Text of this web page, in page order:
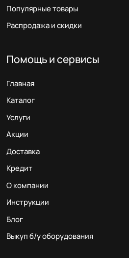
Популярные товары
Распродажа и скидки
Помощь и сервисы
Главная
Каталог
Услуги
Акции
Доставка
Кредит
О компании
Инструкции
Блог
Выкуп б/у оборудования